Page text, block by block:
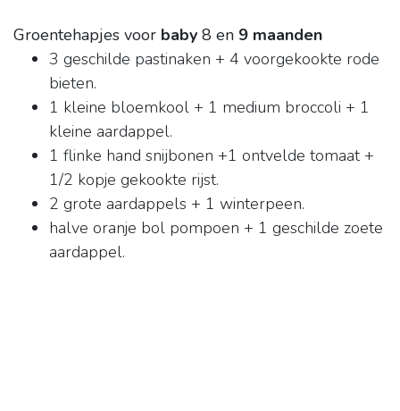
Groentehapjes voor baby 8 en 9 maanden
3 geschilde pastinaken + 4 voorgekookte rode
bieten.
1 kleine bloemkool + 1 medium broccoli + 1
kleine aardappel.
1 flinke hand snijbonen +1 ontvelde tomaat +
1/2 kopje gekookte rijst.
2 grote aardappels + 1 winterpeen.
halve oranje bol pompoen + 1 geschilde zoete
aardappel.